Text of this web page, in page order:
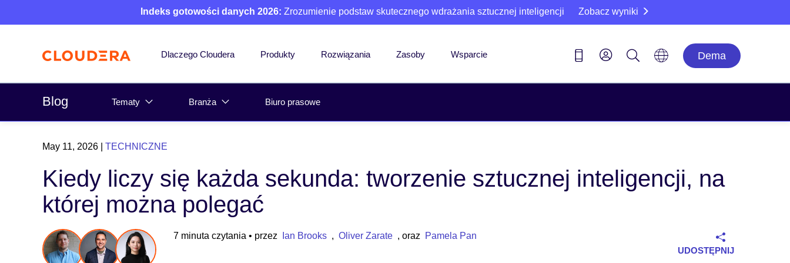
Indeks gotowości danych 2026: Zrozumienie podstaw skutecznego wdrażania sztucznej inteligencji Zobacz wyniki
Dlaczego Cloudera Produkty Rozwiązania Zasoby Wsparcie Dema
Blog Tematy Branża Biuro prasowe
May 11, 2026 TECHNICZNE
Kiedy liczy się każda sekunda: tworzenie sztucznej inteligencji, na
której można polegać
7 minuta czytania • przez Ian Brooks , Oliver Zarate , oraz
Pamela Pan
UDOSTĘPNIJ